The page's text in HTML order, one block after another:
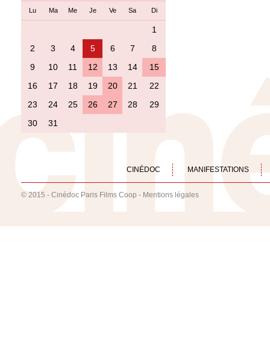
Lu Ma Me Je Ve Sa Di
1
2
3 4 5 6 7
8
9
10 11 12 13 14
15
16
17 18 19 20 21
22
23
24 25 26 27 28
29
30
31
CINÉDOC MANIFESTATIONS
© 2015 - Cinédoc Paris Films Coop - Mentions légales